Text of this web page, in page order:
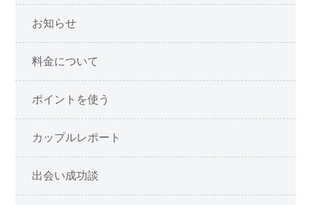
お知らせ
料金について
ポイントを使う
カップルレポート
出会い成功談